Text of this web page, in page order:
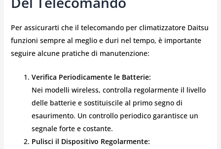
Per assicurarti che il telecomando per climatizzatore Daitsu
funzioni sempre al meglio e duri nel tempo, è importante
seguire alcune pratiche di manutenzione:
Verifica Periodicamente le Batterie:
Nei modelli wireless, controlla regolarmente il livello
delle batterie e sostituiscile al primo segno di
esaurimento. Un controllo periodico garantisce un
segnale forte e costante.
Pulisci il Dispositivo Regolarmente: